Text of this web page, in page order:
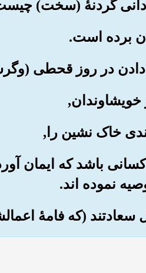
از کسانی باشد که ایمان
نموده اند.